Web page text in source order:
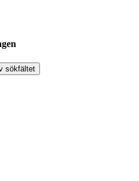
sökfältet